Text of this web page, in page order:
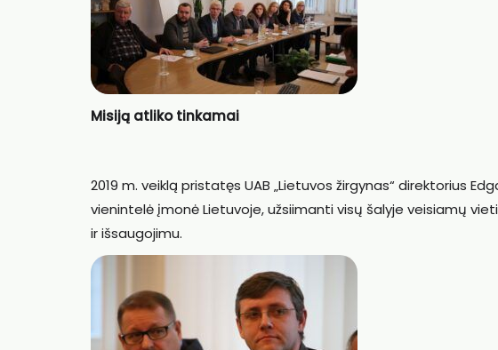
Misiją atliko tinkamai
2019 m. veiklą pristatęs UAB „Lietuvos žirgynas“ direktorius
vienintelė įmonė Lietuvoje, užsiimanti visų šalyje veisiamų
ir išsaugojimu.